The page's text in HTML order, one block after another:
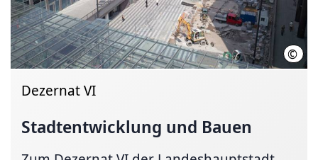
© LHH
Dezernat VI
Stadtentwicklung und Bauen